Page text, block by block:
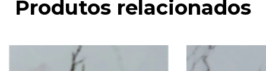
Produtos relacionados